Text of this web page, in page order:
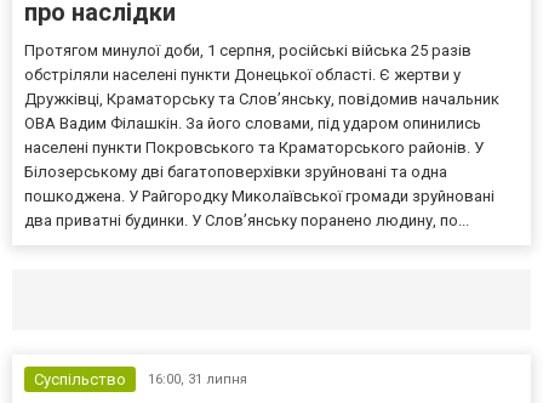
про наслідки
Протягом минулої доби, 1 серпня, російські війська 25 разів
обстріляли населені пункти Донецької області. Є жертви у
Дружківці, Краматорську та Слов’янську, повідомив начальник
ОВА Вадим Філашкін. За його словами, під ударом опинились
населені пункти Покровського та Краматорського районів. У
Білозерському дві багатоповерхівки зруйновані та одна
пошкоджена. У Райгородку Миколаївської громади зруйновані
два приватні будинки. У Слов’янську поранено людину, по...
Суспільство 16:00, 31 липня